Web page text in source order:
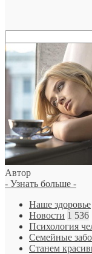
Автор
- Узнать больше -
Наше здоровье
Новости 1 536
Психология
Семейные
Станем